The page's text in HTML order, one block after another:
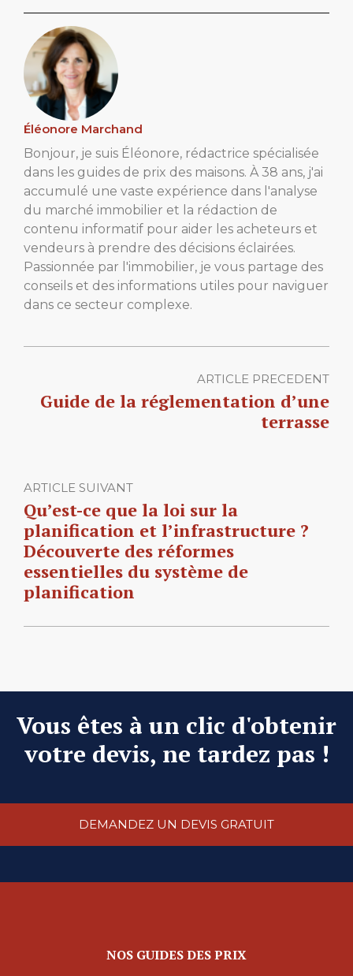
Éléonore Marchand
Bonjour, je suis Éléonore, rédactrice spécialisée
dans les guides de prix des maisons. À 38 ans, j'ai
accumulé une vaste expérience dans l'analyse
du marché immobilier et la rédaction de
contenu informatif pour aider les acheteurs et
vendeurs à prendre des décisions éclairées.
Passionnée par l'immobilier, je vous partage des
conseils et des informations utiles pour naviguer
dans ce secteur complexe.
ARTICLE PRECEDENT
Guide de la réglementation d’une
terrasse
ARTICLE SUIVANT
Qu’est-ce que la loi sur la
planification et l’infrastructure ?
Découverte des réformes
essentielles du système de
planification
Vous êtes à un clic d'obtenir
votre devis, ne tardez pas !
DEMANDEZ UN DEVIS GRATUIT
NOS GUIDES DES PRIX